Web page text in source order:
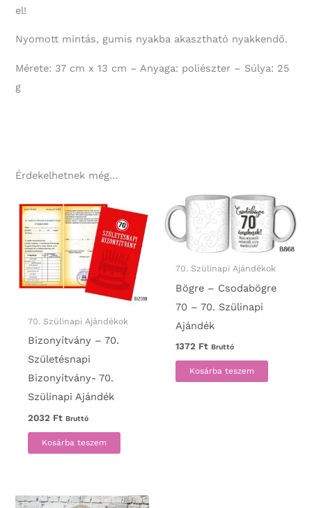
el!
Nyomott mintás, gumis nyakba akasztható nyakkendő.
Mérete: 37 cm x 13 cm – Anyaga: poliészter – Súlya: 25
g
Érdekelhetnek még…
70. Szülinapi Ajándékok
Bizonyítvány – 70.
Születésnapi
Bizonyítvány- 70.
Szülinapi Ajándék
2032 Ft Bruttó
Kosárba teszem
70. Szülinapi Ajándékok
Bögre – Csodabögre
70 – 70. Szülinapi
Ajándék
1372 Ft Bruttó
Kosárba teszem